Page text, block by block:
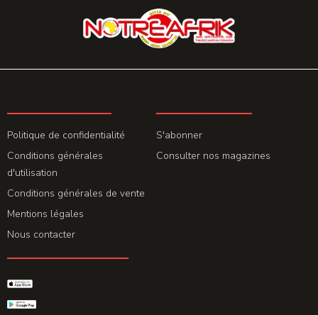
Politique de confidentialité
Conditions générales
d'utilisation
Conditions générales de vente
Mentions légales
Nous contacter
S'abonner
Consulter nos magazines